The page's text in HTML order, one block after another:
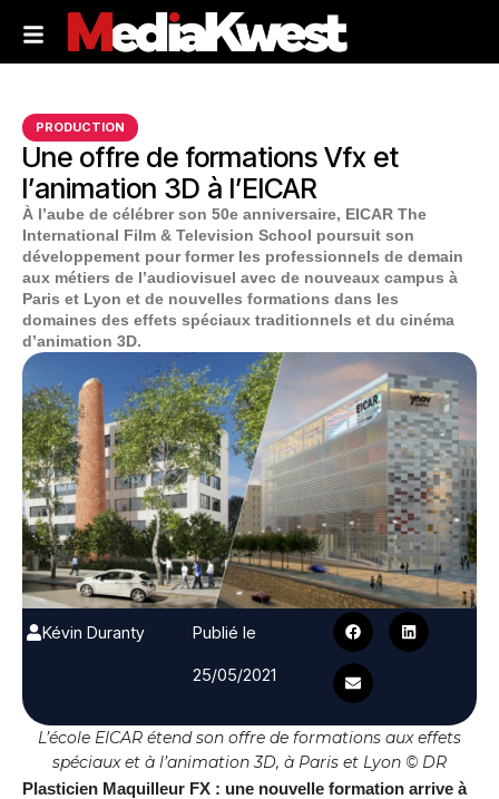
PRODUCTION
Une offre de formations Vfx et
l’animation 3D à l’EICAR
À l’aube de célébrer son 50e anniversaire, EICAR The
International Film & Television School poursuit son
développement pour former les professionnels de demain
aux métiers de l’audiovisuel avec de nouveaux campus à
Paris et Lyon et de nouvelles formations dans les
domaines des effets spéciaux traditionnels et du cinéma
d’animation 3D.
Kévin Duranty
Publié le
25/05/2021
L’école EICAR étend son offre de formations aux effets
spéciaux et à l’animation 3D, à Paris et Lyon © DR
Plasticien Maquilleur FX : une nouvelle formation arrive à